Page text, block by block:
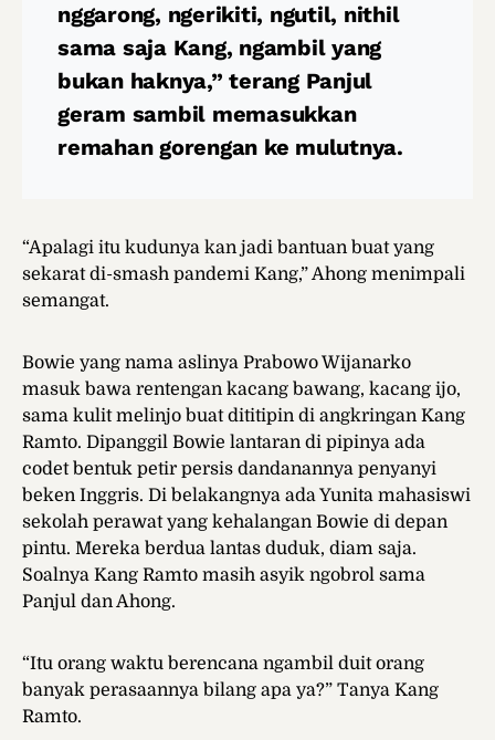
nggarong, ngerikiti, ngutil, nithil
sama saja Kang, ngambil yang
bukan haknya,” terang Panjul
geram sambil memasukkan
remahan gorengan ke mulutnya.
“Apalagi itu kudunya kan jadi bantuan buat yang
sekarat di-smash pandemi Kang,” Ahong menimpali
semangat.
Bowie yang nama aslinya Prabowo Wijanarko
masuk bawa rentengan kacang bawang, kacang ijo,
sama kulit melinjo buat dititipin di angkringan Kang
Ramto. Dipanggil Bowie lantaran di pipinya ada
codet bentuk petir persis dandanannya penyanyi
beken Inggris. Di belakangnya ada Yunita mahasiswi
sekolah perawat yang kehalangan Bowie di depan
pintu. Mereka berdua lantas duduk, diam saja.
Soalnya Kang Ramto masih asyik ngobrol sama
Panjul dan Ahong.
“Itu orang waktu berencana ngambil duit orang
banyak perasaannya bilang apa ya?” Tanya Kang
Ramto.